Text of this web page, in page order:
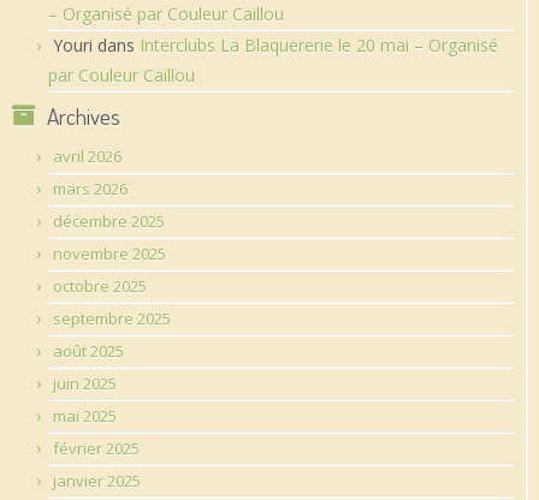
– Organisé par Couleur Caillou
Youri dans Interclubs La Blaquererie le 20 mai – Organisé
par Couleur Caillou
Archives
avril 2026
mars 2026
décembre 2025
novembre 2025
octobre 2025
septembre 2025
août 2025
juin 2025
mai 2025
février 2025
janvier 2025